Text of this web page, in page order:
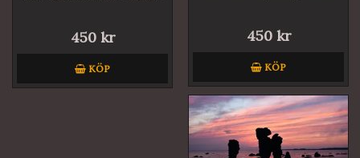
450 kr
KÖP
450 kr
KÖP